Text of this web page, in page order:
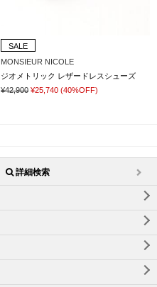
SALE
MONSIEUR NICOLE
ジオメトリック レザードレスシューズ
¥42,900 ¥25,740 (40%OFF)
詳細検索